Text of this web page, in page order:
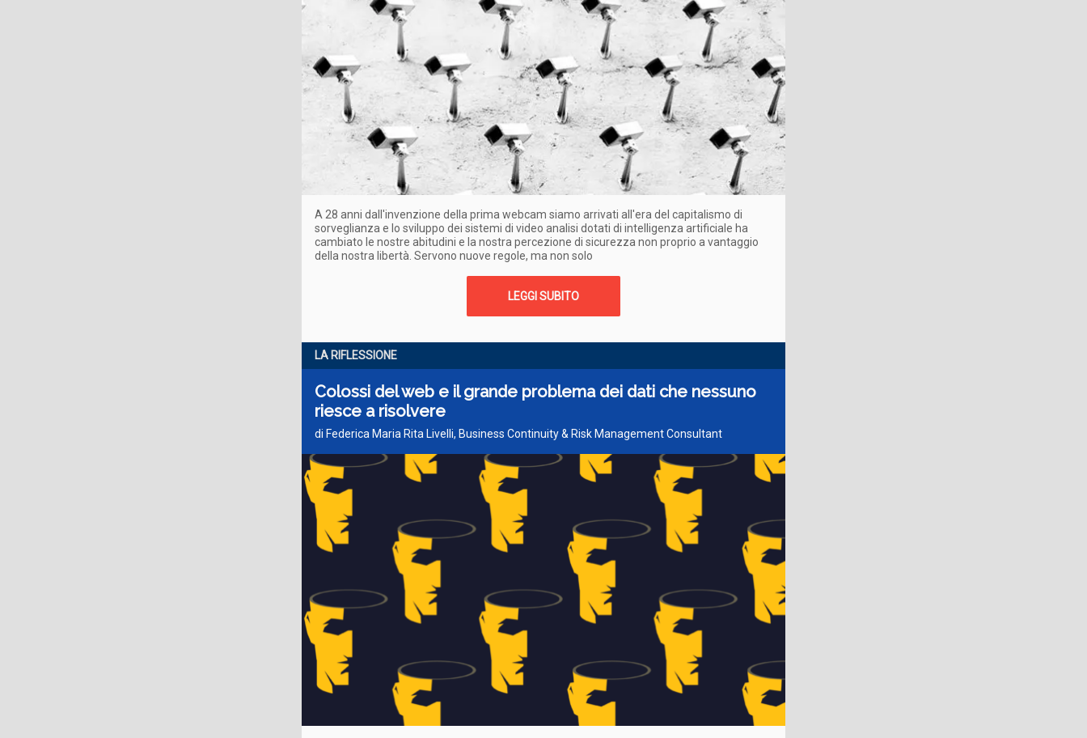
A 28 anni dall'invenzione della prima webcam siamo arrivati all'era del capitalismo di
sorveglianza e lo sviluppo dei sistemi di video analisi dotati di intelligenza artificiale ha
cambiato le nostre abitudini e la nostra percezione di sicurezza non proprio a vantaggio
della nostra libertà. Servono nuove regole, ma non solo
LEGGI SUBITO
LA RIFLESSIONE
Colossi del web e il grande problema dei dati che nessuno
riesce a risolvere
di Federica Maria Rita Livelli, Business Continuity & Risk Management Consultant